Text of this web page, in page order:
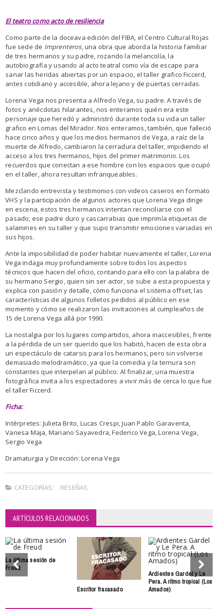
El teatro como acto de resiliencia
Como parte de la doceava edición del FIBA, el Centro Cultural Rojas
fue sede de Imprenteros, una obra que aborda la historia familiar
de tres hermanos y su padre, rozando la melancolía, la
autobiografía y usando al acto teatral como vía de escape para
sanar las heridas abiertas por un espacio, el taller grafico Ficcerd,
antes cotidiano y accesible, ahora lejano y de puertas cerradas.
Lorena Vega nos presenta a Alfredo Vega, su padre. A través de
fotos y anécdotas hilarantes, nos enteramos quién era este
personaje que heredó y administró durante toda su vida un taller
grafico en Lomas del Mirador. Nos enteramos, también, que falleció
hace cinco años y que los medios hermanos de Vega, a raíz de la
muerte de Alfredo, cambiaron la cerradura del taller, impidiendo el
acceso a los tres hermanos, hijos del primer matrimonio. Los
recuerdos que conectan a ese hombre con los espacios que ocupó
en el taller, ahora resultan infranqueables.
Mezclando entrevista y testimonios con videos caseros en formato
VHS y la participación de algunos actores que Lorena Vega dirige
en escena, estos tres hermanos intentan reconciliarse con el
pasado; ese padre duro y cascarrabias que imprimía etiquetas de
salamines en su taller y que supo transmitir emociones variadas en
sus hijos.
Ante la imposibilidad de poder habitar nuevamente el taller, Lorena
Vega indaga muy profundamente sobre todos los aspectos
técnicos que hacen del oficio, contando para ello con la palabra de
su hermano Sergio, quien sin ser actor, se sube a esta propuesta y
explica con pasión y detalle, cómo funciona el sistema offset, las
características de algunos folletos pedidos al público en ese
momento y cómo se realizaron las invitaciones al cumpleaños de
15 de Lorena Vega allá por 1990.
La nostalgia por los lugares compartidos, ahora inaccesibles, frente
a la pérdida de un ser querido que los habitó, hacen de esta obra
un espectáculo de catarsis para los hermanos, pero sin volverse
demasiado melodramático, ya que la comedia y la ternura son
constantes que interpelan al público. Al finalizar, una muestra
fotográfica invita a los espectadores a vivir más de cerca lo que fue
el taller Ficcerd.
Ficha:
Intérpretes: Julieta Brito, Lucas Crespi, Juan Pablo Garaventa,
Vanesa Maja, Mariano Sayavedra, Federico Vega, Lorena Vega,
Sergio Vega
Dramaturgia y Dirección: Lorena Vega
CATEGORÍAS: RESEÑAS
ARTÍCULOS RELACIONADOS
La última sesión de
Freud
Escritor fracasado
Ardientes Gardel y Le
Pera. A ritmo tropical (Los
Amados)